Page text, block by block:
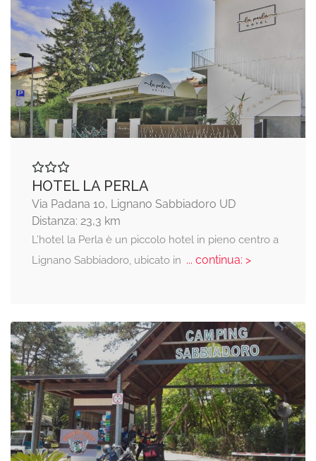
HOTEL LA PERLA
Via Padana 10, Lignano Sabbiadoro UD
Distanza: 23,3 km
L’hotel la Perla è un piccolo hotel in pieno centro a
Lignano Sabbiadoro, ubicato in ... continua: >